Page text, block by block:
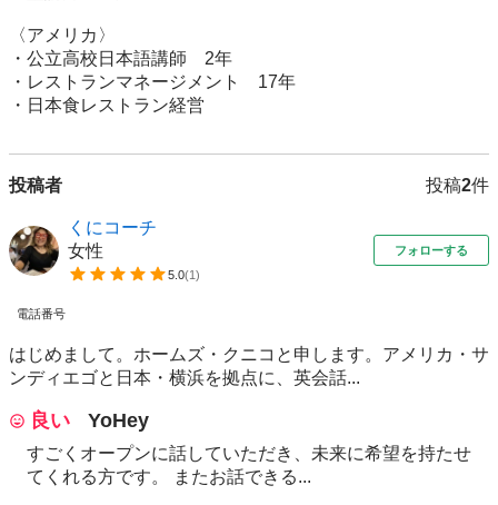
〈アメリカ〉
・公立高校日本語講師　2年
・レストランマネージメント　17年
・日本食レストラン経営
投稿者 投稿2件
くにコーチ
女性
5.0(1)
フォローする
電話番号
はじめまして。ホームズ・クニコと申します。アメリカ・サ
ンディエゴと日本・横浜を拠点に、英会話...
良い YoHey
すごくオープンに話していただき、未来に希望を持たせ
てくれる方です。 またお話できる...